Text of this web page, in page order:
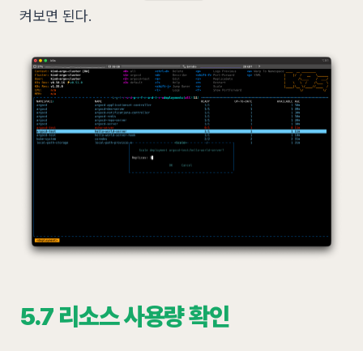
켜보면 된다.
5.7 리소스 사용량 확인